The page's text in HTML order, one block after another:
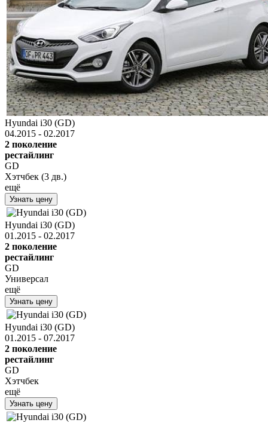
Hyundai i30 (GD)
04.2015 - 02.2017
2 поколение
рестайлинг
GD
Хэтчбек (3 дв.)
ещё
Узнать цену
Hyundai i30 (GD)
01.2015 - 02.2017
2 поколение
рестайлинг
GD
Универсал
ещё
Узнать цену
Hyundai i30 (GD)
01.2015 - 07.2017
2 поколение
рестайлинг
GD
Хэтчбек
ещё
Узнать цену